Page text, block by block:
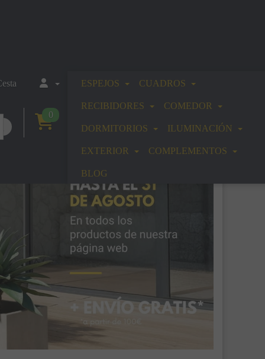
0
ESPEJOS CUADROS
RECIBIDORES COMEDOR
DORMITORIOS ILUMINACIÓN
EXTERIOR COMPLEMENTOS
BLOG